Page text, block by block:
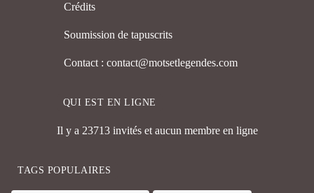
Crédits
Soumission de tapuscrits
Contact : contact@motsetlegendes.com
QUI EST EN LIGNE
Il y a 23713 invités et aucun membre en ligne
TAGS POPULAIRES